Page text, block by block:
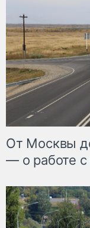
От Москвы
— о работе